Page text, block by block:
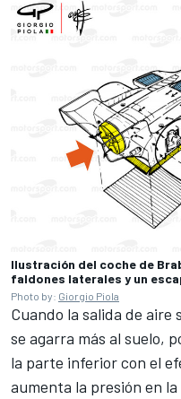
Ilustración del coche de
faldones laterales y un
Photo by: Giorgio Piola
Cuando la salida de aire
se agarra más al suelo,
la parte inferior con el
aumenta la presión en